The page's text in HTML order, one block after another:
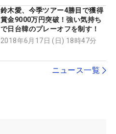
鈴木愛、今季ツアー4勝目で獲得
賞金9000万円突破！強い気持ち
で日台韓のプレーオフを制す！
2018年6月17日 (日) 18時47分
ニュース一覧